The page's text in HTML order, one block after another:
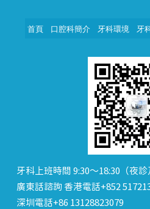
首頁 口腔科簡介 牙科環境 牙
牙科上班時間 9:30～18:30（夜診
廣東話諮詢 香港電話+852
深圳電話+86 13128823079